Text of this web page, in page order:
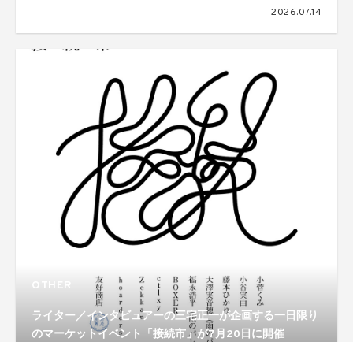
2026.07.14
OTHER
ライター／インタビュアーの三宅正一が企画する一日限り
のマーケットイベント「接続市」が7月20日に開催